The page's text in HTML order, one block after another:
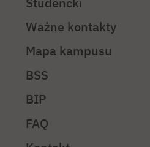
Ważne kontakty
Mapa kampusu
BSS
BIP
FAQ